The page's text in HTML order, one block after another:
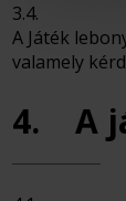
3.4.
A Játék
valamely
4. A